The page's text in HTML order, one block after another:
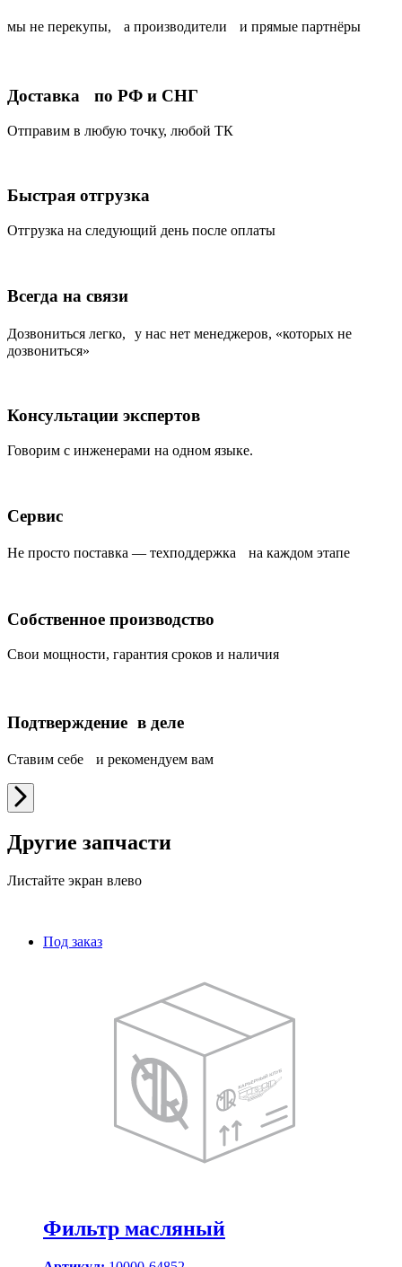
мы не перекупы, а производители и прямые партнёры
Доставка по РФ и СНГ
Отправим в любую точку, любой ТК
Быстрая отгрузка
Отгрузка на следующий день после оплаты
Всегда на связи
Дозвониться легко, у нас нет менеджеров, «которых не
дозвониться»
Консультации экспертов
Говорим с инженерами на одном языке.
Сервис
Не просто поставка — техподдержка на каждом этапе
Собственное производство
Свои мощности, гарантия сроков и наличия
Подтверждение в деле
Ставим себе и рекомендуем вам
Другие запчасти
Листайте экран влево
Под заказ
Фильтр масляный